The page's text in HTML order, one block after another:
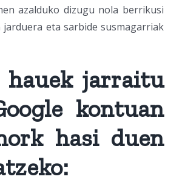
azalduko dizugu nola berrikusi
eta sarbide susmagarriak
jarraitu
kontuan
hasi duen